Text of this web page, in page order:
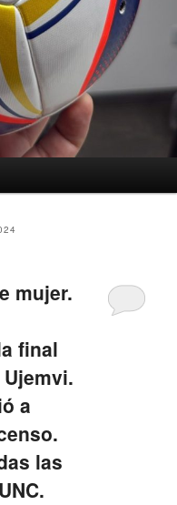
mujer.
final
a
las